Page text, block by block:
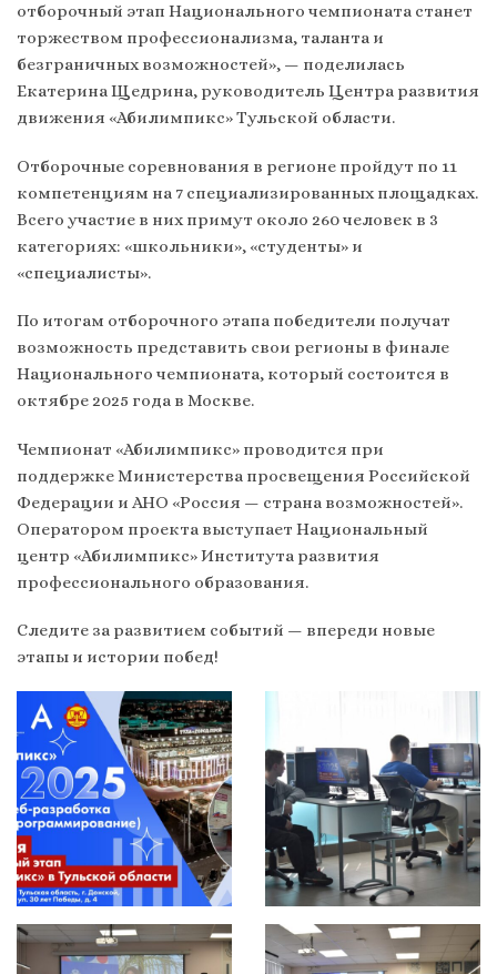
отборочный этап Национального чемпионата станет
торжеством профессионализма, таланта и
безграничных возможностей», — поделилась
Екатерина Щедрина, руководитель Центра развития
движения «Абилимпикс» Тульской области.
Отборочные соревнования в регионе пройдут по 11
компетенциям на 7 специализированных площадках.
Всего участие в них примут около 260 человек в 3
категориях: «школьники», «студенты» и
«специалисты».
По итогам отборочного этапа победители получат
возможность представить свои регионы в финале
Национального чемпионата, который состоится в
октябре 2025 года в Москве.
Чемпионат «Абилимпикс» проводится при
поддержке Министерства просвещения Российской
Федерации и АНО «Россия — страна возможностей».
Оператором проекта выступает Национальный
центр «Абилимпикс» Института развития
профессионального образования.
Следите за развитием событий — впереди новые
этапы и истории побед!